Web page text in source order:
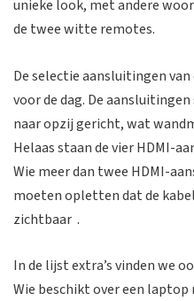
unieke look, met andere
de twee witte remotes.
De selectie aansluitingen
voor de dag. De
naar opzij gericht, wat
Helaas staan de vier HDMI-
Wie meer dan twee HDMI-
moeten opletten dat de
zichtbaar .
In de lijst extra’s vinden we
Wie beschikt over een